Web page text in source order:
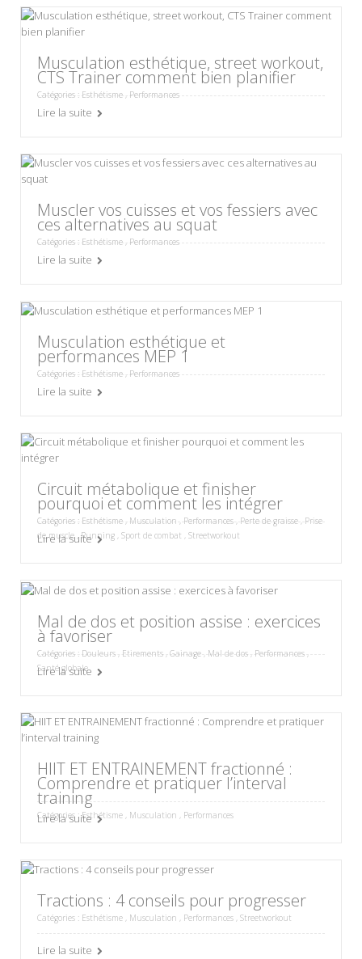
Musculation esthétique, street workout,
CTS Trainer comment bien planifier
Catégories : Esthétisme, Performances
Lire la suite
Muscler vos cuisses et vos fessiers avec
ces alternatives au squat
Catégories : Esthétisme, Performances
Lire la suite
Musculation esthétique et
performances MEP 1
Catégories : Esthétisme, Performances
Lire la suite
Circuit métabolique et finisher
pourquoi et comment les intégrer
Catégories : Esthétisme, Musculation,Performances,Perte de graisse,Prise
de muscle,Running Sport de combat Streetworkout
Lire la suite
Mal de dos et position assise : exercices
à favoriser
Catégories : Douleurs , Etirements,Gainage,Mal de dos , Performances ,
Santé globale
Lire la suite
HIIT ET ENTRAINEMENT fractionné :
Comprendre et pratiquer l’interval
training
Catégories :Esthétisme Musculation Performances
Lire la suite
Tractions : 4 conseils pour progresser
Catégories : Esthétisme Musculation Performances Streetworkout
Lire la suite